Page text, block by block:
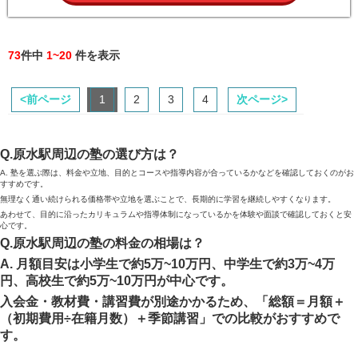
73件中 1~20 件を表示
<前ページ 1 2 3 4 次ページ>
Q.原水駅周辺の塾の選び方は？
A. 塾を選ぶ際は、料金や立地、目的とコースや指導内容が合っているかなどを確認しておくのがお
すすめです。
無理なく通い続けられる価格帯や立地を選ぶことで、長期的に学習を継続しやすくなります。
あわせて、目的に沿ったカリキュラムや指導体制になっているかを体験や面談で確認しておくと安
心です。
Q.原水駅周辺の塾の料金の相場は？
A. 月額目安は小学生で約5万~10万円、中学生で約3万~4万
円、高校生で約5万~10万円が中心です。
入会金・教材費・講習費が別途かかるため、「総額＝月額＋
（初期費用÷在籍月数）＋季節講習」での比較がおすすめで
す。